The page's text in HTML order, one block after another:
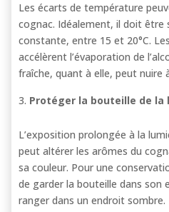
Les écarts de température
cognac. Idéalement, il doit
constante, entre 15 et 20°C.
accélèrent l’évaporation de
fraîche, quant à elle, peut nuire
Protéger la bouteille de la
L’exposition prolongée à la
peut altérer les arômes du
sa couleur. Pour une
de garder la bouteille dans son
ranger dans un endroit sombre.